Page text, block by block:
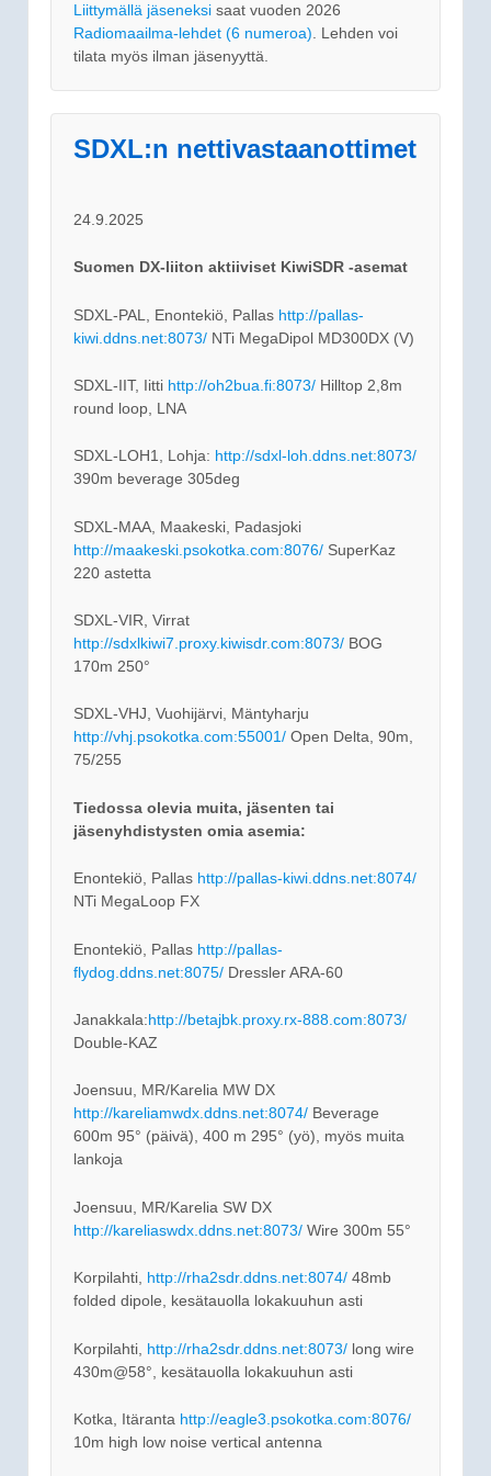
Liittymällä jäseneksi saat vuoden 2026
Radiomaailma-lehdet (6 numeroa). Lehden voi
tilata myös ilman jäsenyyttä.
SDXL:n nettivastaanottimet
24.9.2025
Suomen DX-liiton aktiiviset KiwiSDR -asemat
SDXL-PAL, Enontekiö, Pallas http://pallas-
kiwi.ddns.net:8073/ NTi MegaDipol MD300DX (V)
SDXL-IIT, Iitti http://oh2bua.fi:8073/ Hilltop 2,8m
round loop, LNA
SDXL-LOH1, Lohja: http://sdxl-loh.ddns.net:8073/
390m beverage 305deg
SDXL-MAA, Maakeski, Padasjoki
http://maakeski.psokotka.com:8076/ SuperKaz
220 astetta
SDXL-VIR, Virrat
http://sdxlkiwi7.proxy.kiwisdr.com:8073/ BOG
170m 250°
SDXL-VHJ, Vuohijärvi, Mäntyharju
http://vhj.psokotka.com:55001/ Open Delta, 90m,
75/255
Tiedossa olevia muita, jäsenten tai
jäsenyhdistysten omia asemia:
Enontekiö, Pallas http://pallas-kiwi.ddns.net:8074/
NTi MegaLoop FX
Enontekiö, Pallas http://pallas-
flydog.ddns.net:8075/ Dressler ARA-60
Janakkala:http://betajbk.proxy.rx-888.com:8073/
Double-KAZ
Joensuu, MR/Karelia MW DX
http://kareliamwdx.ddns.net:8074/ Beverage
600m 95° (päivä), 400 m 295° (yö), myös muita
lankoja
Joensuu, MR/Karelia SW DX
http://kareliaswdx.ddns.net:8073/ Wire 300m 55°
Korpilahti, http://rha2sdr.ddns.net:8074/ 48mb
folded dipole, kesätauolla lokakuuhun asti
Korpilahti, http://rha2sdr.ddns.net:8073/ long wire
430m@58°, kesätauolla lokakuuhun asti
Kotka, Itäranta http://eagle3.psokotka.com:8076/
10m high low noise vertical antenna